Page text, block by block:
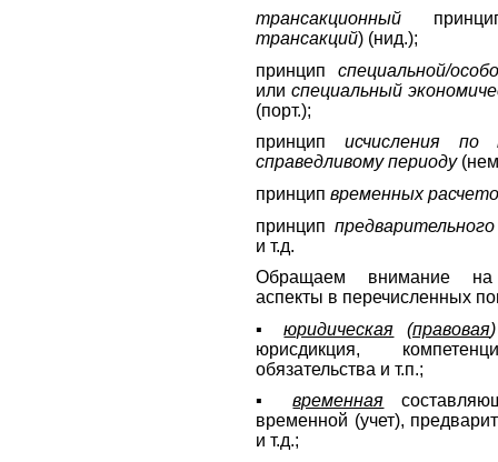
трансакционный
трансакций) (нид.);
принципспециальной/
илиспециальный
(порт.);
принциписчисления по
справедливому периоду
принципвременных
принцип
и т.д.
Обращаем внимание
аспекты в перечисленных
▪юридическая (правовая)
юрисдикция,
обязательства и т.п.;
▪временная
временной (учет),
и т.д.;